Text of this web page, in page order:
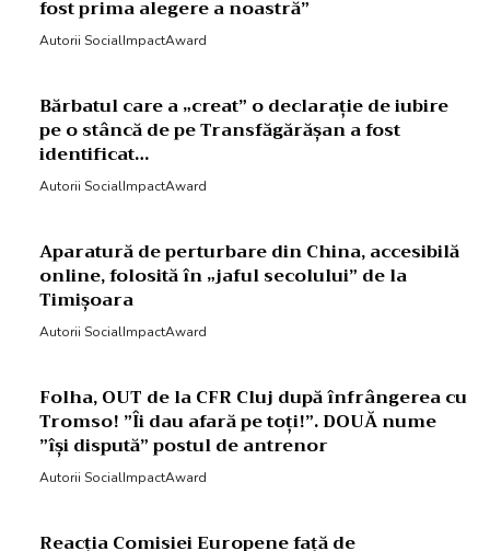
fost prima alegere a noastră”
Autorii SocialImpactAward
Bărbatul care a „creat” o declarație de iubire
pe o stâncă de pe Transfăgărășan a fost
identificat…
Autorii SocialImpactAward
Aparatură de perturbare din China, accesibilă
online, folosită în „jaful secolului” de la
Timișoara
Autorii SocialImpactAward
Folha, OUT de la CFR Cluj după înfrângerea cu
Tromso! ”Îi dau afară pe toți!”. DOUĂ nume
”își dispută” postul de antrenor
Autorii SocialImpactAward
Reacția Comisiei Europene față de